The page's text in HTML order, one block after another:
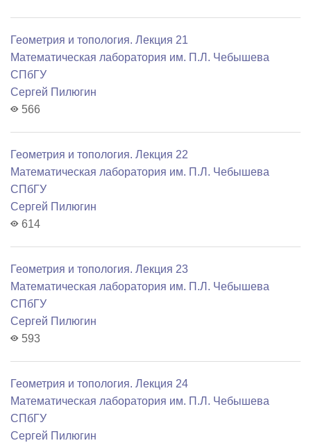
Геометрия и топология. Лекция 21
Математичеcкая лаборатория им. П.Л. Чебышева
СПбГУ
Сергей Пилюгин
566
Геометрия и топология. Лекция 22
Математичеcкая лаборатория им. П.Л. Чебышева
СПбГУ
Сергей Пилюгин
614
Геометрия и топология. Лекция 23
Математичеcкая лаборатория им. П.Л. Чебышева
СПбГУ
Сергей Пилюгин
593
Геометрия и топология. Лекция 24
Математичеcкая лаборатория им. П.Л. Чебышева
СПбГУ
Сергей Пилюгин